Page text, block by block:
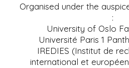
Organised under the
:
University of Oslo
Université Paris 1
IREDIES (Institut de
international et